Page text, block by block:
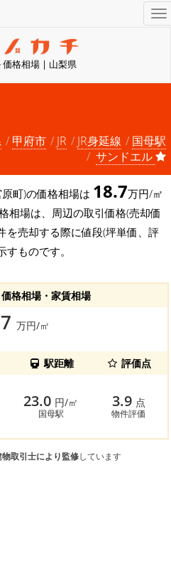
価格相場 | 山梨県
甲府市 JR JR身延線
国母駅
サンドエル
町)の価格相場は 18.7万円/㎡
相場は、周辺の取引価格(売却価
を売却する際に値段(坪単価、評
ものです。
格相場・家賃相場
万円/㎡
駅距離 評価点
23.0 円/㎡
国母駅
3.9 点
物件評価
取引士により監修しています